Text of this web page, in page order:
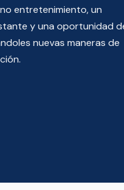
entretenimiento, un
y una oportunidad
nuevas maneras de